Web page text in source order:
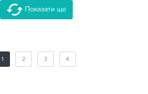
Показати ще
1 2 3 4